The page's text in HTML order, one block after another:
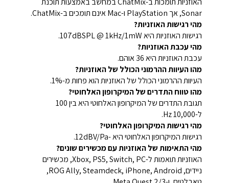
Sonar, אך PlayStation ו-Mac אינם תומכים ב-ChatMix.
מהי רגישות האוזניות?
רגישות האוזניות היא 107dBSPL @ 1kHz/1mW.
מהי עכבת האוזניות?
עכבת האוזניות היא 36 אוהם.
מהו העיוות ההרמוני הכולל של האוזניות?
העיוות ההרמוני הכולל של האוזניות הוא פחות מ-1%.
מהו טווח התדרים של המיקרופון האלחוטי?
תגובת התדרים של המיקרופון האלחוטי היא בין 100
ל-10,000 Hz.
מהי רגישות המיקרופון האלחוטי?
רגישות המיקרופון האלחוטי היא -12dBV/Pa.
מהי התאימות של האוזניות עם מכשירים שונים?
האוזניות תואמות ל-Xbox, PS5, Switch, PC, מכשירים
ניידים, ROG Ally, Steamdeck, iPhone, Android,